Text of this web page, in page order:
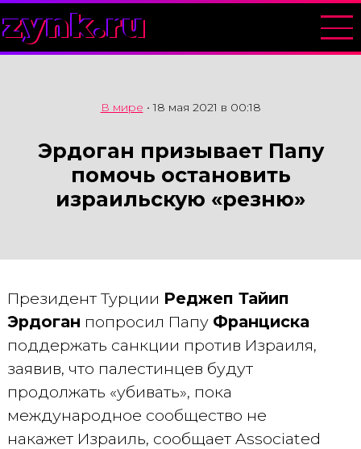
zynk.ru
В мире •18 мая 2021 в 00:18
Эрдоган призывает Папу
помочь остановить
израильскую «резню»
Президент Турции Реджеп Тайип
Эрдоган попросил Папу Франциска
поддержать санкции против Израиля,
заявив, что палестинцев будут
продолжать «убивать», пока
международное сообщество не
накажет Израиль, сообщает Associated